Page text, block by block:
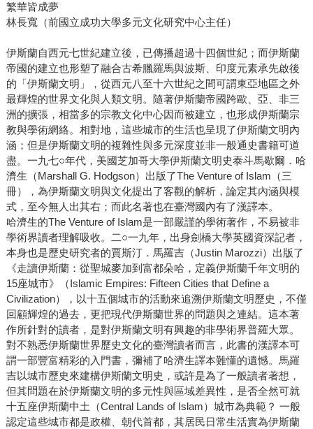
繁華皆成夢
林長寬（前國立成功大學多元文化研究中心主任）
伊斯蘭自西元七世紀建立後，已傳播超過十四個世紀；而伊斯蘭
帝國的建立也形塑了融合古希臘羅馬與波斯、印度元素承先啟後
的「伊斯蘭文明」，從西元八至十六世紀之間可謂東亞地區之外
最輝煌的世界文化與人類文明。隨著伊斯蘭帝國跨歐、亞、非三
洲的擴張，相當多的宗教文化中心因而被建立，也形成伊斯蘭宗
教與學術網絡。相對地，這些城市的生活也呈現了伊斯蘭文明內
涵；但是伊斯蘭文明的複雜性與多元深度並非一般通史書籍可道
盡。一九七○年代，美國芝加哥大學伊斯蘭文明史泰斗馬歇爾．哈
濟生（Marshall G. Hodgson）出版了The Venture of Islam（三
冊），為伊斯蘭文明與文化提出了客觀的解析，論定其內涵與模
式，至今無人出其右；而此名著也在臺灣國內有了漢譯本。
哈濟生的The Venture of Islam是一部嚴謹的學術著作，不易被非
學術界讀者理解吸收。二○一九年，出身劍橋大學英國資深記者，
本身也是歷史研究者的賈斯汀．馬羅吉（Justin Marozzi）出版了
《走讀伊斯蘭：從聖城麥加到富都朵哈，定義伊斯蘭千年文明的
15座城市》（Islamic Empires: Fifteen Cities that Define a
Civilization），以十五個城市的活動來追溯伊斯蘭文明歷史，不僅
回顧輝煌的過去，更把現代伊斯蘭世界的問題與之連結。這本著
作所針對的讀者，是對伊斯蘭文明有興趣的非學術界普羅大眾。
對不熟悉伊斯蘭世界歷史文化的臺灣讀者而言，此書的漢譯本可
謂一部豐富精彩的入門書，彌補了哈濟生譯本難懂的遺憾。馬羅
吉以城市歷史來建構伊斯蘭文明史，或許是為了一般讀者著想，
但其問題在於伊斯蘭文明的多元性與區域差異性，是否全然可就
十五座伊斯蘭中土（Central Lands of Islam）城市為典範？ 一般
認定這些城市都是政權、朝代首都，其居民日常生活實為伊斯蘭